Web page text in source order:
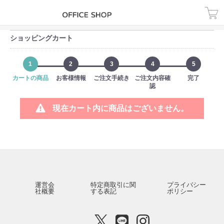
ショッピングカート
1
カートの商品
2
お客様情報
3
ご注文手続き
4
ご注文内容確
認
5
完了
現在カート内に商品はございません。
運営会
社概要
特定商取引に関
する表記
プライバシー
ポリシー